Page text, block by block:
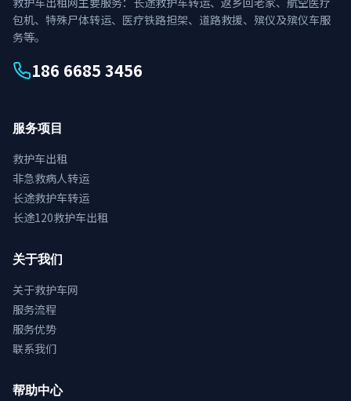
包机、特殊尸体转运、医疗铁路担架、道路救援、殡仪及殡仪车服
务等。
186 6685 3456
服务项目
救护车出租
非急救病人转运
长途救护车转运
长途120救护车出租
关于我们
关于救护车网
服务流程
服务优势
联系我们
帮助中心